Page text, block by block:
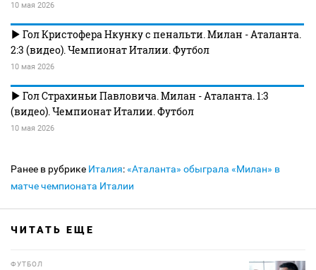
10 мая 2026
Гол Кристофера Нкунку с пенальти. Милан - Аталанта.
2:3 (видео). Чемпионат Италии. Футбол
10 мая 2026
Гол Страхиньи Павловича. Милан - Аталанта. 1:3
(видео). Чемпионат Италии. Футбол
10 мая 2026
Ранее в рубрике Италия:«Аталанта» обыграла «Милан» в
матче чемпионата Италии
ЧИТАТЬ ЕЩЕ
ФУТБОЛ